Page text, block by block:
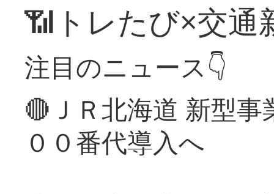
📶トレたび×交通
注目のニュース👇
🔴ＪＲ北海道 新型
００番代導入へ